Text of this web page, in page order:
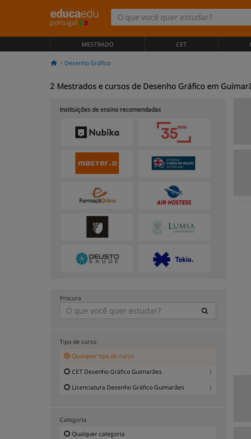
portugal
MESTRADO CET
Desenho Gráfico
2 Mestrados e cursos de Desenho Gráfico em
Instituições de ensino recomendadas
Procura
Tipo de curso
Qualquer tipo de curso
CET Desenho Gráfico Guimarães
1
Licenciatura Desenho Gráfico Guimarães
1
Categoria
Qualquer categoria